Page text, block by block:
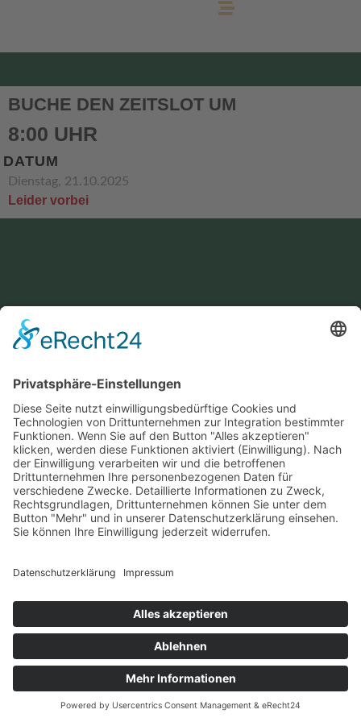
BUCHE DEN ZEITSLOT UM
8:00 UHR
DATUM
Dienstag, 21.10.2025
Leider vorbei
Ein Produkt von SYNTURA - Emotion,
Spaß und Herausforderung
KONTAKT
+49 7422 240693
Impressum Datenschutz­
© Hirschgrund Zipline Area
Vertrag widerrufen